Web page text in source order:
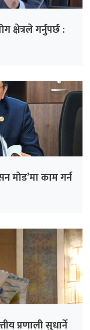
क्षेत्रले गर्नुपर्छ :
मोड’मा काम गर्न
प्रणाली सुधार्ने